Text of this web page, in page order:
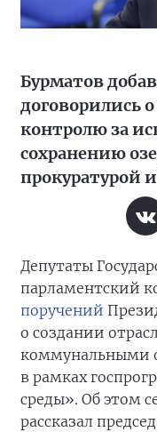
Бурматов
договорились
контролю за
сохранению
прокуратурой
Депутаты
парламентский
поручений
о создании
коммунальными
в рамках
среды». Об этом
рассказал